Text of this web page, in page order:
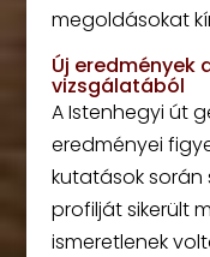
megoldásokat
Új eredmények
vizsgálatából
A Istenhegyi út
eredményei
kutatások során
profilját sikerült
ismeretlenek